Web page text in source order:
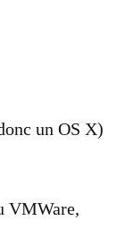
un OS X)
VMWare,